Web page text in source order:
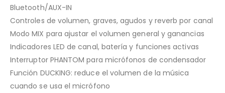
Bluetooth/AUX-IN
Controles de volumen, graves, agudos y reverb por canal
Modo MIX para ajustar el volumen general y ganancias
Indicadores LED de canal, batería y funciones activas
Interruptor PHANTOM para micrófonos de condensador
Función DUCKING: reduce el volumen de la música
cuando se usa el micrófono